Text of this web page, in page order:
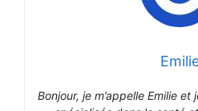
Bonjour, je m’appelle Emilie